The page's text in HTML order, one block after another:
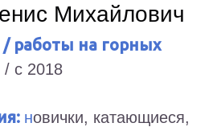
Михайлович
/ работы на горных
/ с 2018
новички, катающиеся,